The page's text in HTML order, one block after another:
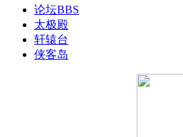
论坛BBS
太极殿
轩辕台
侠客岛